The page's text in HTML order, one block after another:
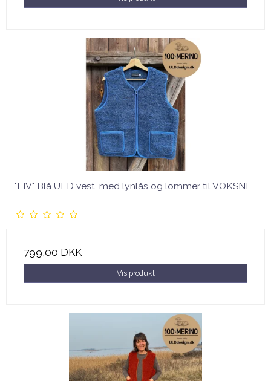
"LIV" Blå ULD vest, med lynlås og lommer til VOKSNE
799,00 DKK
Vis produkt